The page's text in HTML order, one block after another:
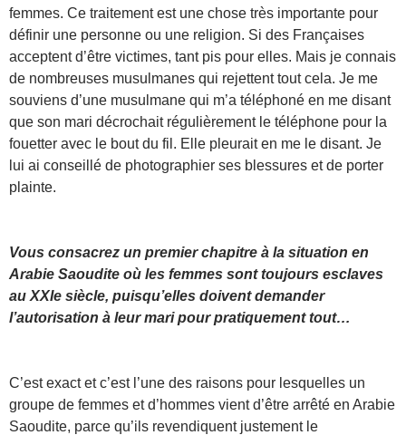
femmes. Ce traitement est une chose très importante pour
définir une personne ou une religion. Si des Françaises
acceptent d’être victimes, tant pis pour elles. Mais je connais
de nombreuses musulmanes qui rejettent tout cela. Je me
souviens d’une musulmane qui m’a téléphoné en me disant
que son mari décrochait régulièrement le téléphone pour la
fouetter avec le bout du fil. Elle pleurait en me le disant. Je
lui ai conseillé de photographier ses blessures et de porter
plainte.
Vous consacrez un premier chapitre à la situation en
Arabie Saoudite où les femmes sont toujours esclaves
au XXIe siècle, puisqu’elles doivent demander
l’autorisation à leur mari pour pratiquement tout…
C’est exact et c’est l’une des raisons pour lesquelles un
groupe de femmes et d’hommes vient d’être arrêté en Arabie
Saoudite, parce qu’ils revendiquent justement le